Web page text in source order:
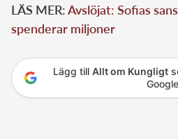
LÄS MER:Avslöjat: Sofias
spenderar miljoner
Lägg till Allt om Kungligt
Google